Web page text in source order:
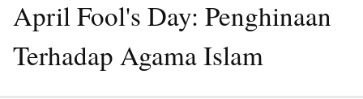
April Fool's Day: Penghinaan
Terhadap Agama Islam